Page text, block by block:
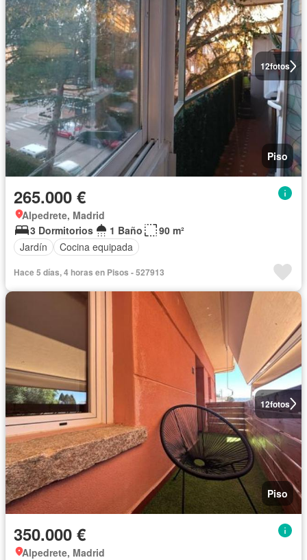
12fotos
Piso
265.000 €
Alpedrete, Madrid
3 Dormitorios
1 Baño
90 m²
Jardín
Cocina equipada
Hace 5 días, 4 horas en Pisos - 527913
12fotos
Piso
350.000 €
Alpedrete, Madrid